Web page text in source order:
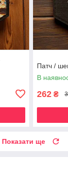
Патч /
В
262 ₴
Показати ще